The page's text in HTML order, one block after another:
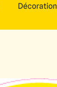
Décoration